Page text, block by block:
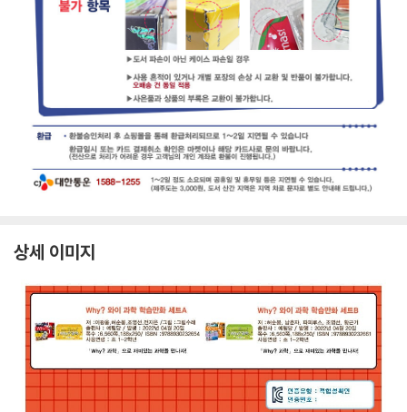
상세 이미지